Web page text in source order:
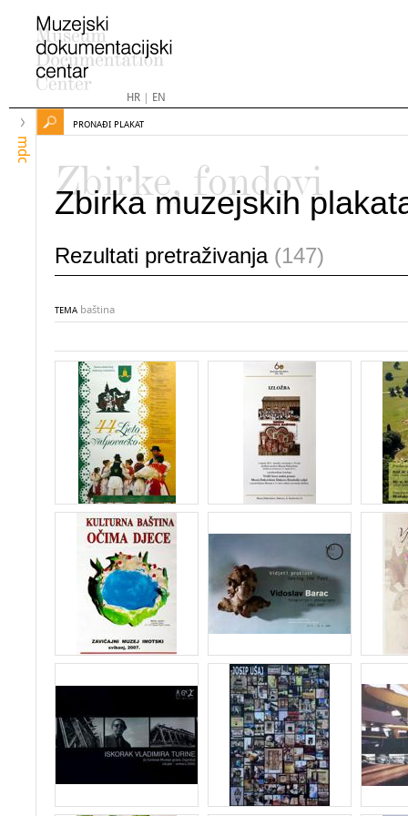
HR| EN
mdc
PRONAĐI PLAKAT
Zbirke, fondovi
Zbirka muzejskih
Rezultati pretraživanja (147)
TEMA baština